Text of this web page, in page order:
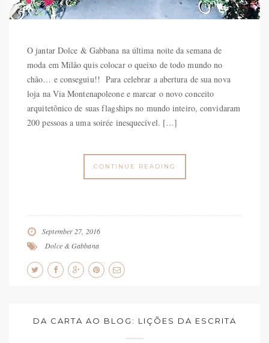
O jantar Dolce & Gabbana na última noite da semana de
moda em Milão quis colocar o queixo de todo mundo no
chão… e conseguiu!! Para celebrar a abertura de sua nova
loja na Via Montenapoleone e marcar o novo conceito
arquitetônico de suas flagships no mundo inteiro, convidaram
200 pessoas a uma soirée inesquecível. […]
CONTINUE READING
September 27, 2016
Dolce & Gabbana
DA CARTA AO BLOG: LIÇÕES DA ESCRITA